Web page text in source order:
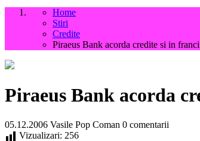
Home
Stiri
Credite
Piraeus Bank acorda credite si in
Piraeus Bank acorda
05.12.2006 Vasile Pop Coman 0 comentarii
Vizualizari: 256